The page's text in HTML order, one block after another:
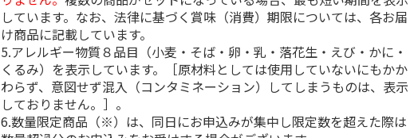
しています。なお、法律に基づく賞味（消費）期限については、各お届
け商品に記載しています。
5.アレルギー物質８品目（小麦・そば・卵・乳・落花生・えび・かに・
くるみ）を表示しています。［原材料としては使用していないにもかか
わらず、意図せず混入（コンタミネーション）してしまうものは、表示
しておりません。］。
6.数量限定商品（※）は、同日にお申込みが集中し限定数を超えた際は